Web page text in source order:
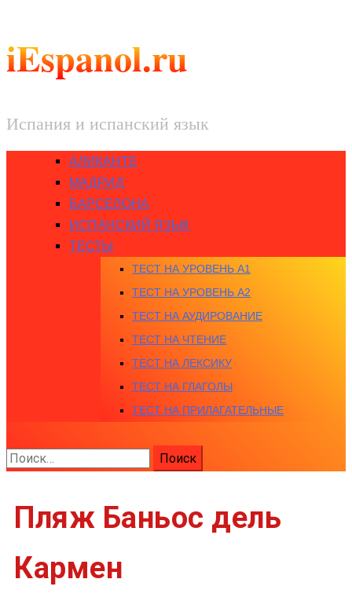
iEspanol.ru
Испания и испанский язык
АЛИКАНТЕ
МАДРИД
БАРСЕЛОНА
ИСПАНСКИЙ ЯЗЫК
ТЕСТЫ
ТЕСТ НА УРОВЕНЬ A1
ТЕСТ НА УРОВЕНЬ A2
ТЕСТ НА АУДИРОВАНИЕ
ТЕСТ НА ЧТЕНИЕ
ТЕСТ НА ЛЕКСИКУ
ТЕСТ НА ГЛАГОЛЫ
ТЕСТ НА ПРИЛАГАТЕЛЬНЫЕ
Найти:
Пляж Баньос дель
Кармен